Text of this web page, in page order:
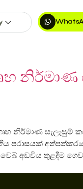
ගෘහ නිර්මාණ
පරාසයක්
වෙබ් අඩවිය තුළදීම